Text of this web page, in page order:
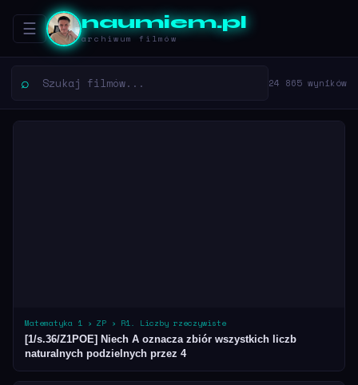
☰ naumiem.pl
archiwum filmów
24 865 wyników
Matematyka 1 › ZP › R1. Liczby rzeczywiste
[1/s.36/Z1POE] Niech A oznacza zbiór wszystkich liczb
naturalnych podzielnych przez 4